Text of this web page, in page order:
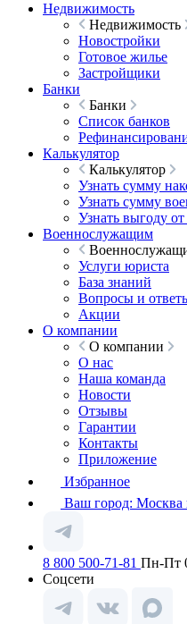
Недвижимость
Недвижимость
Новостройки
Готовое жилье
Застройщики
Банки
Банки
Список банков
Калькулятор
Калькулятор
Узнать сумму
Узнать сумму
Узнать выгоду
Военнослужащим
Услуги юриста
База знаний
Вопросы и
Акции
О компании
О компании
О нас
Наша команда
Новости
Отзывы
Гарантии
Контакты
Приложение
Избранное
Ваш город: Москва
8 800 500-71-81 Пн-Пт
Соцсети